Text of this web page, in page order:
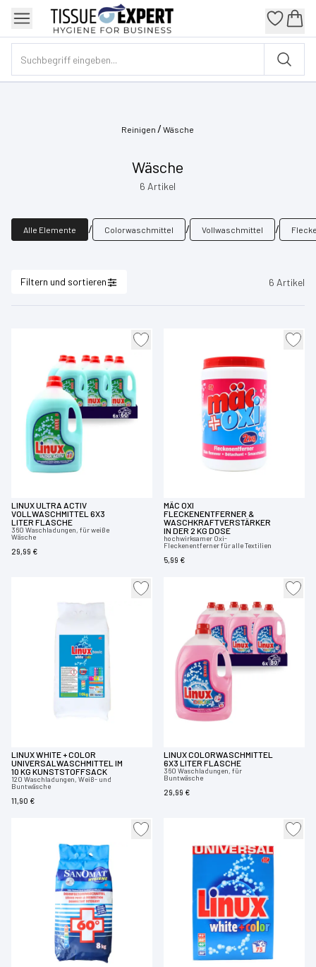
Reinigen / Wäsche
Wäsche
6 Artikel
Alle Elemente / Colorwaschmittel / Vollwaschmittel /
Filtern und sortieren 6 Artikel
LINUX ULTRA ACTIV
VOLLWASCHMITTEL 6X3
LITER FLASCHE
360 Waschladungen, für weiße
Wäsche
29,99 €
MÄC OXI
FLECKENENTFERNER &
WASCHKRAFTVERSTÄRKER
IN DER 2 KG DOSE
hochwirksamer Oxi-
Fleckenentferner für alle Textilien
5,99 €
LINUX WHITE + COLOR
UNIVERSALWASCHMITTEL IM
10 KG KUNSTSTOFFSACK
120 Waschladungen, Weiß- und
Buntwäsche
11,90 €
LINUX COLORWASCHMITTEL
6X3 LITER FLASCHE
360 Waschladungen, für
Buntwäsche
29,99 €